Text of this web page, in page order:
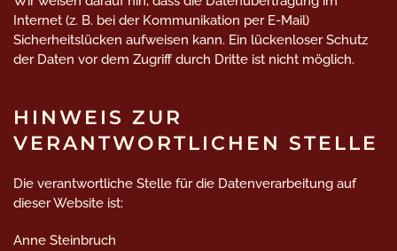
Internet (z. B. bei der Kommunikation per E-Mail)
Sicherheitslücken aufweisen kann. Ein lückenloser Schutz
der Daten vor dem Zugriff durch Dritte ist nicht möglich.
HINWEIS ZUR
VERANTWORTLICHEN STELLE
Die verantwortliche Stelle für die Datenverarbeitung auf
dieser Website ist:
Anne Steinbruch